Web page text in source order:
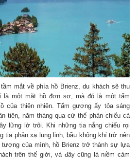
mắt về phía hồ Brienz, du khách sẽ thu
là một mặt hồ đơn sơ, mà đó là một tấm
của thiên nhiên. Tấm gương ấy tỏa sáng
tiên, năm tháng qua cứ thế phản chiếu cả
lững lờ trôi. Khi những tia nắng chiếu rọi
tia phản xạ lung linh, bầu không khí trở nên
tượng của mình, hồ Brienz trở thành sự lựa
trên thế giới, và đây cũng là niềm cảm